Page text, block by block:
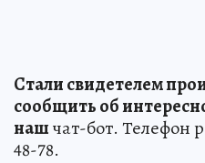
Стали свидетелем
сообщить об
нашчат-бот. Телефон
48-78.